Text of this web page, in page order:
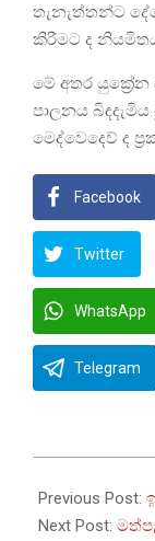
තැනැත්තන්ට
කිරීමට ද
මේ අතර
පාලනය
මෙද්වෙදෙව් ද
Facebook
Twitter
WhatsApp
Telegram
12-
29
Previous Post:
Next Post: